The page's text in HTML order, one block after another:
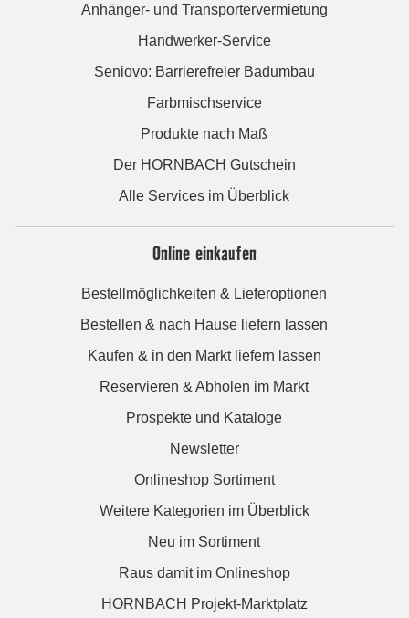
Anhänger- und Transportervermietung
Handwerker-Service
Seniovo: Barrierefreier Badumbau
Farbmischservice
Produkte nach Maß
Der HORNBACH Gutschein
Alle Services im Überblick
Online einkaufen
Bestellmöglichkeiten & Lieferoptionen
Bestellen & nach Hause liefern lassen
Kaufen & in den Markt liefern lassen
Reservieren & Abholen im Markt
Prospekte und Kataloge
Newsletter
Onlineshop Sortiment
Weitere Kategorien im Überblick
Neu im Sortiment
Raus damit im Onlineshop
HORNBACH Projekt-Marktplatz